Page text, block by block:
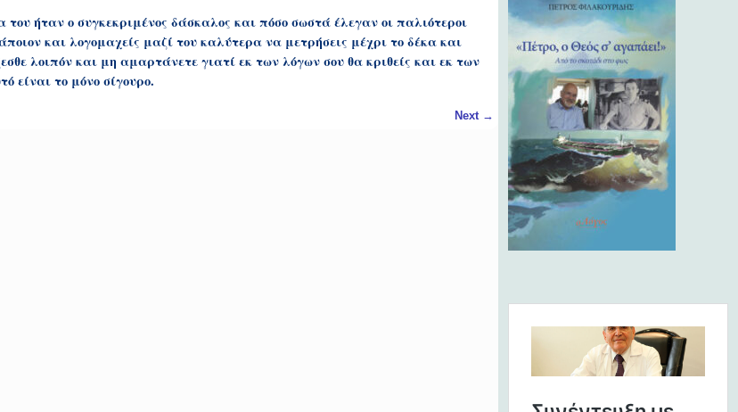
ήταν ο συγκεκριμένος δάσκαλος και πόσο σωστά έλεγαν οι παλιότεροι
και λογομαχείς μαζί του καλύτερα να μετρήσεις μέχρι το δέκα και
λοιπόν και μη αμαρτάνετε γιατί εκ των λόγων σου θα κριθείς και εκ των
είναι το μόνο σίγουρο.
Next →